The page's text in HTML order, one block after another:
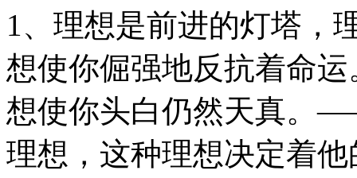
1、理想是前进的灯塔，
想使你倔强地反抗着命
想使你头白仍然天真。
理想，这种理想决定着